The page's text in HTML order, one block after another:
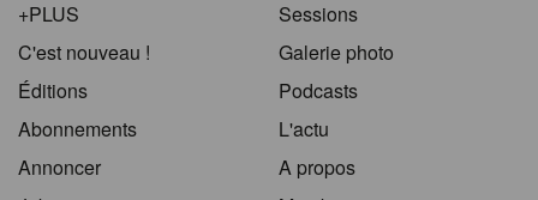
+PLUS
C'est nouveau !
Éditions
Abonnements
Annoncer
Sessions
Galerie photo
Podcasts
L'actu
A propos